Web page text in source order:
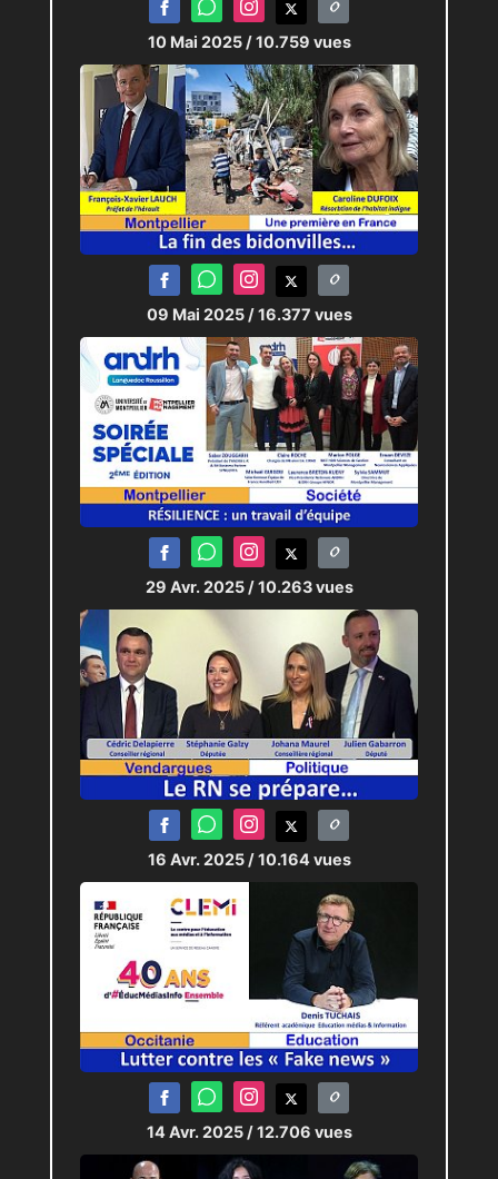
10 Mai 2025 / 10.759 vues
09 Mai 2025 / 16.377 vues
29 Avr. 2025 / 10.263 vues
16 Avr. 2025 / 10.164 vues
14 Avr. 2025 / 12.706 vues